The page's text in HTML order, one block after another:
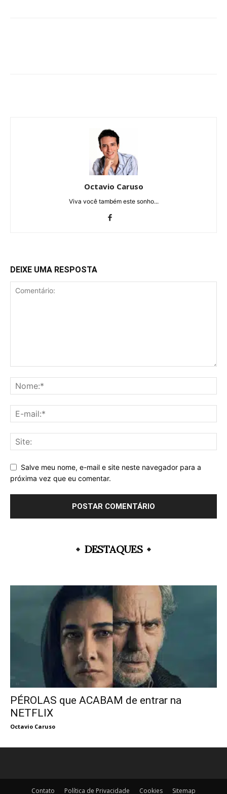
Octavio Caruso
Viva você também este sonho...
DEIXE UMA RESPOSTA
Salve meu nome, e-mail e site neste navegador para a
próxima vez que eu comentar.
DESTAQUES
PÉROLAS que ACABAM de entrar na
NETFLIX
Octavio Caruso
Contato Política de Privacidade Cookies Sitemap